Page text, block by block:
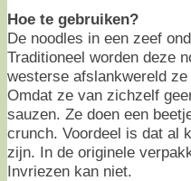
Hoe te gebruiken?
De noodles in een zeef
Traditioneel worden deze
westerse afslankwereld
Omdat ze van zichzelf
sauzen. Ze doen een
crunch. Voordeel is dat al
zijn. In de originele
Invriezen kan niet.